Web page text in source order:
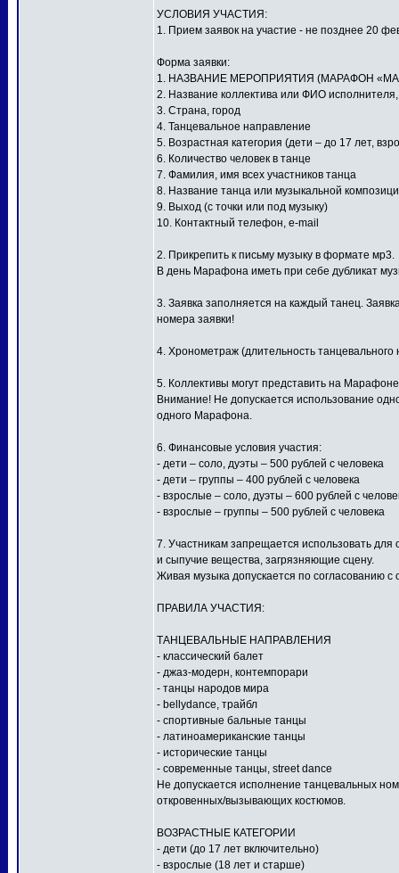
УСЛОВИЯ УЧАСТИЯ:
1. Прием заявок на участие - не позднее 20
Форма заявки:
1. НАЗВАНИЕ МЕРОПРИЯТИЯ (МАРАФОН
2. Название коллектива или ФИО
3. Страна, город
4. Танцевальное направление
5. Возрастная категория (дети – до 17 лет,
6. Количество человек в танце
7. Фамилия, имя всех участников танца
8. Название танца или музыкальной
9. Выход (с точки или под музыку)
10. Контактный телефон, e-mail
2. Прикрепить к письму музыку в формате мр3.
В день Марафона иметь при себе дубликат
3. Заявка заполняется на каждый танец.
номера заявки!
4. Хронометраж (длительность танцевального
5. Коллективы могут представить на
Внимание! Не допускается использование
одного Марафона.
6. Финансовые условия участия:
- дети – соло, дуэты – 500 рублей с человека
- дети – группы – 400 рублей с человека
- взрослые – соло, дуэты – 600 рублей с
- взрослые – группы – 500 рублей с человека
7. Участникам запрещается использовать
и сыпучие вещества, загрязняющие сцену.
Живая музыка допускается по согласованию
ПРАВИЛА УЧАСТИЯ:
ТАНЦЕВАЛЬНЫЕ НАПРАВЛЕНИЯ
- классический балет
- джаз-модерн, контемпорари
- танцы народов мира
- bellydance, трайбл
- спортивные бальные танцы
- латиноамериканские танцы
- исторические танцы
- современные танцы, street dance
Не допускается исполнение танцевальных
откровенных/вызывающих костюмов.
ВОЗРАСТНЫЕ КАТЕГОРИИ
- дети (до 17 лет включительно)
- взрослые (18 лет и старше)